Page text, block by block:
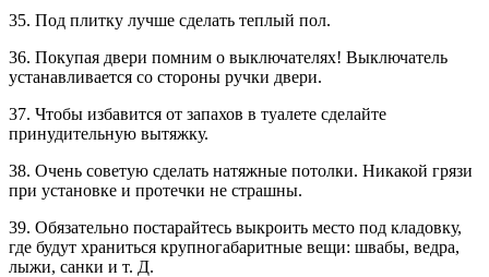
35. Под плитку лучше сделать теплый пол.
36. Покупая двери помним о выключателях! Выключатель
устанавливается со стороны ручки двери.
37. Чтобы избавится от запахов в туалете сделайте
принудительную вытяжку.
38. Очень советую сделать натяжные потолки. Никакой грязи
при установке и протечки не страшны.
39. Обязательно постарайтесь выкроить место под кладовку,
где будут храниться крупногабаритные вещи: швабы, ведра,
лыжи, санки и т. Д.